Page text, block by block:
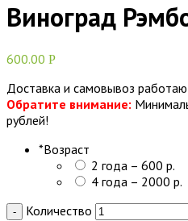
Виноград
600.00 Р
Доставка и самовывоз
Обратите внимание:
рублей!
*Возраст
2 года – 600 р.
4 года – 2000 р.
Количество